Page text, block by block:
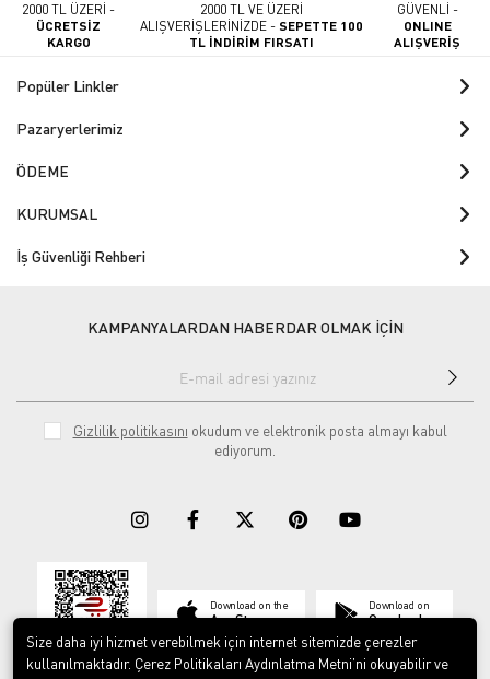
2000 TL ÜZERİ -
ÜCRETSİZ
KARGO
2000 TL VE ÜZERİ
ALIŞVERİŞLERİNİZDE -SEPETTE 100
TL İNDİRİM FIRSATI
GÜVENLİ -
ONLINE
ALIŞVERİŞ
Popüler Linkler
Pazaryerlerimiz
ÖDEME
KURUMSAL
İş Güvenliği Rehberi
KAMPANYALARDAN HABERDAR OLMAK İÇİN
Gizlilik politikasını okudum ve elektronik posta almayı kabul
ediyorum.
Download on the
App Store
Download on
Google play
Size daha iyi hizmet verebilmek için internet sitemizde çerezler
kullanılmaktadır. Çerez Politikaları Aydınlatma Metni’ni okuyabilir ve